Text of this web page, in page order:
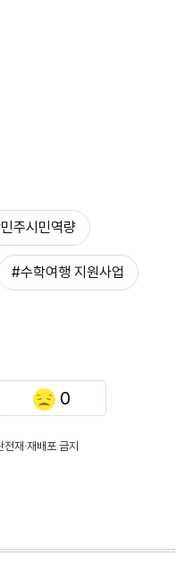
주시민역량
#수학여행 지원사업
0
재·재배포 금지